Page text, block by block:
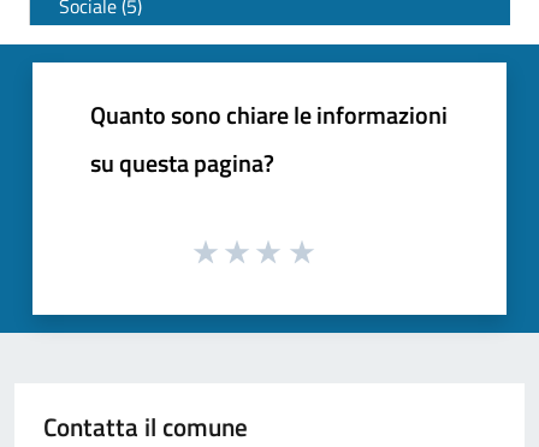
Quanto sono chiare le informazioni
su questa pagina?
Contatta il comune